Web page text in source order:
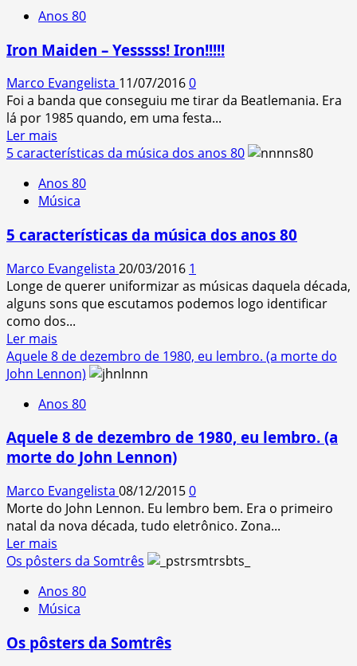
Anos 80
Iron Maiden – Yesssss! Iron!!!!!
Marco Evangelista 11/07/20160
Foi a banda que conseguiu me tirar da Beatlemania. Era
lá por 1985 quando, em uma festa...
Ler mais
more
Iron
Maiden
Yesssss!
5 características da música dos anos 80
Anos 80
Música
5 características da música dos anos 80
Marco Evangelista 20/03/2016 1
Longe de querer uniformizar as músicas daquela década,
alguns sons que escutamos podemos logo identificar
como dos...
Ler mais
more
about
características
música
dos
80
Aquele 8 de dezembro de 1980, eu lembro. (a morte do
John Lennon)
Anos 80
Aquele 8 de dezembro de 1980, eu lembro. (a
morte do John Lennon)
Marco Evangelista 08/12/20150
Morte do John Lennon. Eu lembro bem. Era o primeiro
natal da nova década, tudo eletrônico. Zona...
Ler mais
more
Aquele
8
dezembro
Os pôsters da Somtrês
Anos 80
Música
Os pôsters da Somtrês